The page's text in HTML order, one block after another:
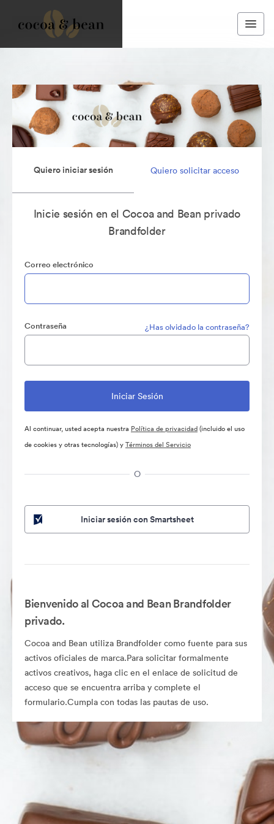
Quiero iniciar sesión Quiero solicitar acceso
Inicie sesión en el Cocoa and Bean privado
Brandfolder
Correo electrónico
Contraseña ¿Has olvidado la contraseña?
Al continuar, usted acepta nuestra Política de privacidad(incluido el uso
de cookies y otras tecnologías) yTérminos del Servicio
O
Iniciar sesión con Smartsheet
Bienvenido al Cocoa and Bean Brandfolder
privado.
Cocoa and Bean utiliza Brandfolder como fuente para sus
activos oficiales de marca.Para solicitar formalmente
activos creativos, haga clic en el enlace de solicitud de
acceso que se encuentra arriba y complete el
formulario.Cumpla con todas las pautas de uso.